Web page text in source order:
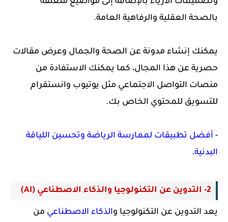
بالصحة العقلية والرفاهية العامة.
يمكنك إنشاء مدونة عن الصحة والجمال وعرض مقالات
حصرية عن هذا المجال، كما يمكنك الاستفادة من
منصات التواصل الاجتماعي مثل يوتيوب وانستقرام
للتسويق للمحتوي الخاص بك.
- أفضل تطبيقات لممارسة الرياضة وتحسين اللياقة
البدنية.
2- التدوين عن التكنولوجيا والذكاء الاصطناعي (AI)
يعد التدوين عن التكنولوجيا والذكاء الاصطناعي من